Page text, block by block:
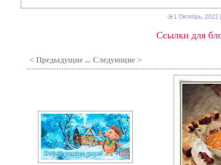
1 Октябрь, 2022
Ссылки для
< Предыдущие ... Следующие >